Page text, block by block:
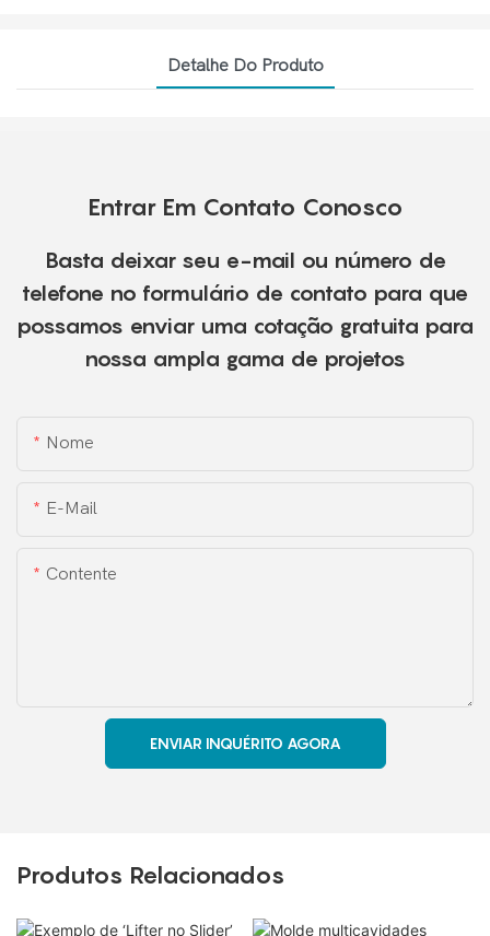
Detalhe Do Produto
Entrar Em Contato Conosco
Basta deixar seu e-mail ou número de
telefone no formulário de contato para que
possamos enviar uma cotação gratuita para
nossa ampla gama de projetos
Nome
E-Mail
Contente
ENVIAR INQUÉRITO AGORA
Produtos Relacionados